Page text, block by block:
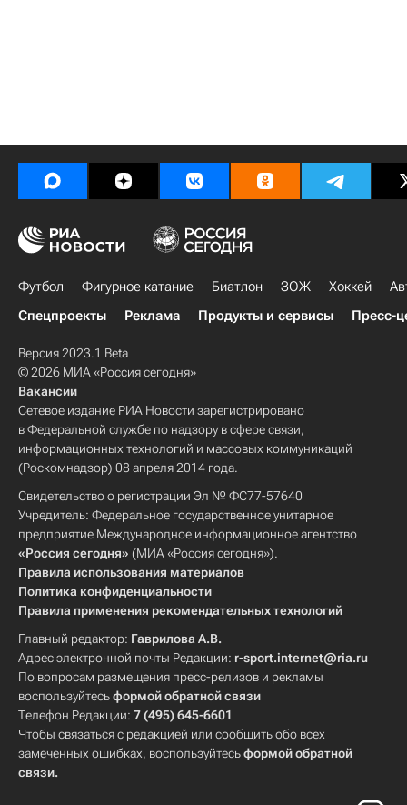
Футбол Фигурное катание Биатлон ЗОЖ Хоккей
Спецпроекты
Реклама Продукты и сервисы Пресс-
Версия 2023.1 Beta
© 2026 МИА «Россия сегодня»
Вакансии
Сетевое издание РИА Новости зарегистрировано
в Федеральной службе по надзору в сфере связи,
информационных технологий и массовых коммуникаций
(Роскомнадзор) 08 апреля 2014 года.
Свидетельство о регистрации Эл № ФС77-57640
Учредитель: Федеральное государственное унитарное
предприятие Международное информационное агентство
«Россия сегодня» (МИА «Россия сегодня»).
Правила использования материалов
Политика конфиденциальности
Правила применения рекомендательных технологий
Главный редактор: Гаврилова А.В.
Адрес электронной почты Редакции: r-sport.internet@ria.ru
По вопросам размещения пресс-релизов и рекламы
воспользуйтесьформой обратной связи
Телефон Редакции: 7 (495) 645-6601
Чтобы связаться с редакцией или сообщить обо всех
замеченных ошибках, воспользуйтесьформой обратной
связи.